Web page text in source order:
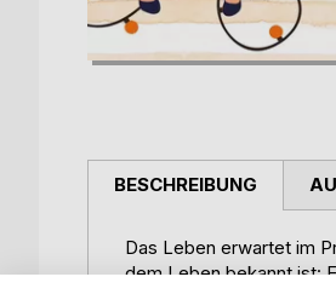
BESCHREIBUNG
Das Leben erwartet im
dem Leben bekannt ist: